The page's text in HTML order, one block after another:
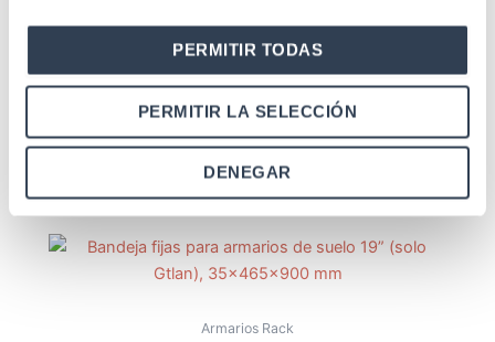
PERMITIR TODAS
PERMITIR LA SELECCIÓN
DENEGAR
Cerradura Redonda Con Llave Para
Puerta Lateral Armario Rack Serie Global,
Mural Y Servidor
Armarios Rack